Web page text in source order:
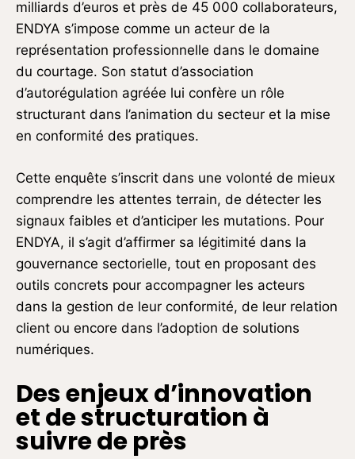
milliards d’euros et près de 45 000 collaborateurs,
ENDYA s’impose comme un acteur de la
représentation professionnelle dans le domaine
du courtage. Son statut d’association
d’autorégulation agréée lui confère un rôle
structurant dans l’animation du secteur et la mise
en conformité des pratiques.
Cette enquête s’inscrit dans une volonté de mieux
comprendre les attentes terrain, de détecter les
signaux faibles et d’anticiper les mutations. Pour
ENDYA, il s’agit d’affirmer sa légitimité dans la
gouvernance sectorielle, tout en proposant des
outils concrets pour accompagner les acteurs
dans la gestion de leur conformité, de leur relation
client ou encore dans l’adoption de solutions
numériques.
Des enjeux d’innovation
et de structuration à
suivre de près